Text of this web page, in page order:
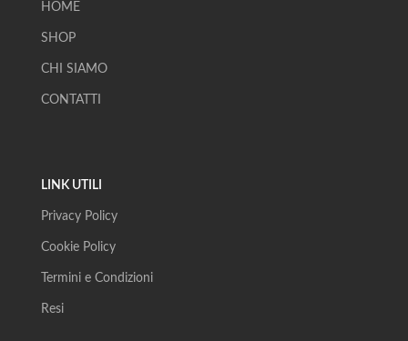
HOME
SHOP
CHI SIAMO
CONTATTI
LINK UTILI
Privacy Policy
Cookie Policy
Termini e Condizioni
Resi